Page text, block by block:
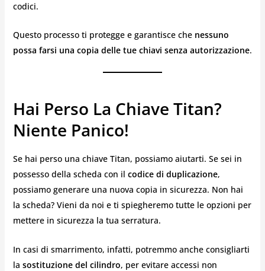
codici.
Questo processo ti protegge e garantisce che nessuno
possa farsi una copia delle tue chiavi senza autorizzazione.
Hai Perso La Chiave Titan?
Niente Panico!
Se hai perso una chiave Titan, possiamo aiutarti. Se sei in
possesso della scheda con il codice di duplicazione,
possiamo generare una nuova copia in sicurezza. Non hai
la scheda? Vieni da noi e ti spiegheremo tutte le opzioni per
mettere in sicurezza la tua serratura.
In casi di smarrimento, infatti, potremmo anche consigliarti
la sostituzione del cilindro, per evitare accessi non